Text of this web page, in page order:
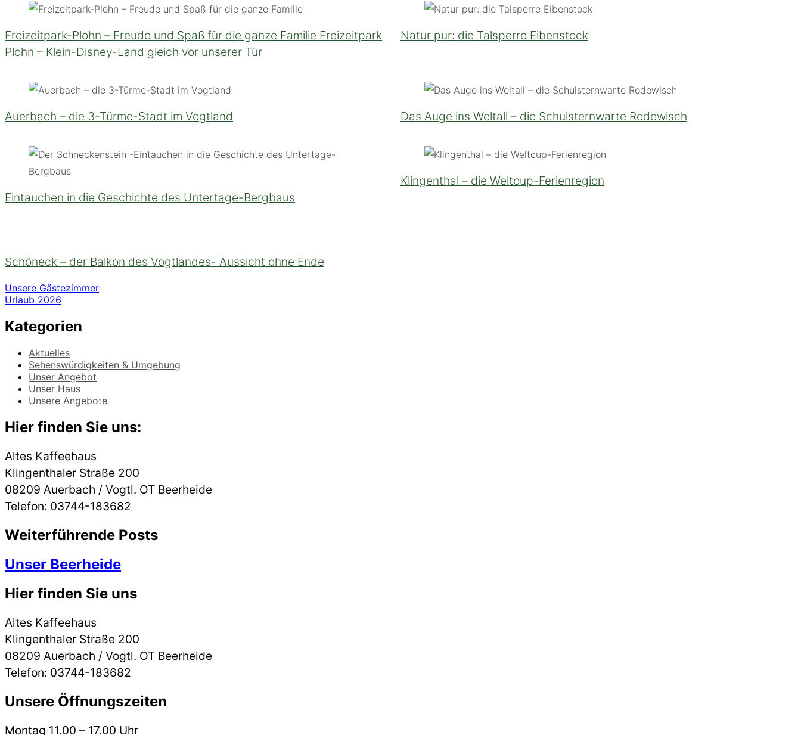
Freizeitpark-Plohn – Freude und Spaß für die ganze Familie Freizeitpark
Plohn – Klein-Disney-Land gleich vor unserer Tür
Natur pur: die Talsperre Eibenstock
Auerbach – die 3-Türme-Stadt im Vogtland Das Auge ins Weltall – die Schulsternwarte Rodewisch
Eintauchen in die Geschichte des Untertage-Bergbaus
Klingenthal – die Weltcup-Ferienregion
Schöneck – der Balkon des Vogtlandes- Aussicht ohne Ende
Beitragsnavigation
Unsere Gästezimmer
Urlaub 2026
Kategorien
Aktuelles
Sehenswürdigkeiten & Umgebung
Unser Angebot
Unser Haus
Unsere Angebote
Hier finden Sie uns:
Altes Kaffeehaus
Klingenthaler Straße 200
08209 Auerbach / Vogtl. OT Beerheide
Telefon: 03744-183682
Weiterführende Posts
Unser Beerheide
Hier finden Sie uns
Altes Kaffeehaus
Klingenthaler Straße 200
08209 Auerbach / Vogtl. OT Beerheide
Telefon: 03744-183682
Unsere Öffnungszeiten
Montag 11.00 – 17.00 Uhr